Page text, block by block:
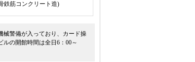
鉄筋コンクリート造)
械警備が入っており、カード操
の開館時間は全日6：00～